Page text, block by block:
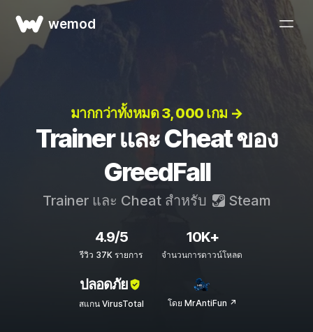
wemod
มากกว่าทั้งหมด 3, 000 เกม →
Trainer และ Cheat ของ
GreedFall
Trainer และ Cheat สำหรับ Steam
4.9/5
รีวิว 37K รายการ
10K+
จำนวนการดาวน์โหลด
ปลอดภัย
สแกน VirusTotal โดย MrAntiFun ↗